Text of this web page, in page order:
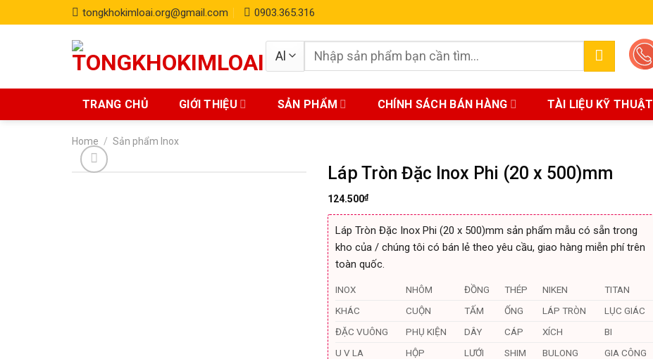
to
tongkhokimloai.org@gmail.com 0903.365.316
Search
for:
TRANG CHỦ GIỚI THIỆU SẢN PHẨM CHÍNH SÁCH BÁN HÀNG TÀI LIỆU KỸ THUẬT
Home / Sản phẩm Inox
Láp Tròn Đặc Inox Phi (20 x 500)mm
124.500₫
Láp Tròn Đặc Inox Phi (20 x 500)mm sản phẩm mẫu có sẵn trong
kho của / chúng tôi có bán lẻ theo yêu cầu, giao hàng miễn phí trên
toàn quốc.
INOX NHÔM ĐỒNG THÉP NIKEN
TITAN
KHÁC
CUỘN TẤM ỐNG LÁP TRÒN
LỤC GIÁC
ĐẶC VUÔNG
PHỤ KIỆN DÂY CÁP XÍCH
BI
U V LA
HỘP LƯỚI SHIM BULONG GIA CÔNG